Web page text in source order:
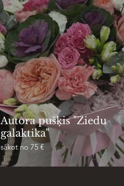
Autora pušķis "Ziedu
galaktika"
sākot no 75 €